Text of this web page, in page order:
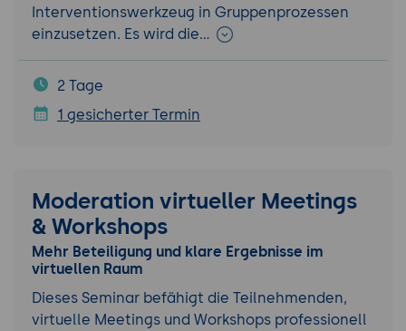
Interventionswerkzeug in Gruppenprozessen
einzusetzen. Es wird die…
2 Tage
1 gesicherter Termin
Moderation virtueller Meetings
& Workshops
Mehr Beteiligung und klare Ergebnisse im
virtuellen Raum
Dieses Seminar befähigt die Teilnehmenden,
virtuelle Meetings und Workshops professionell